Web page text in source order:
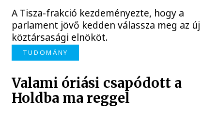
A Tisza-frakció kezdeményezte, hogy a
parlament jövő kedden válassza meg az új
köztársasági elnököt.
TUDOMÁNY
Valami óriási csapódott a
Holdba ma reggel